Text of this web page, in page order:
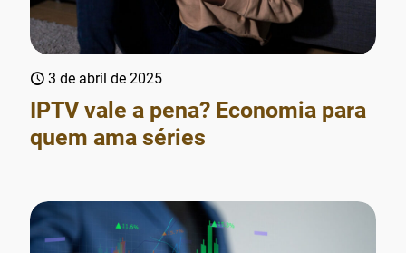
3 de abril de 2025
IPTV vale a pena? Economia para
quem ama séries